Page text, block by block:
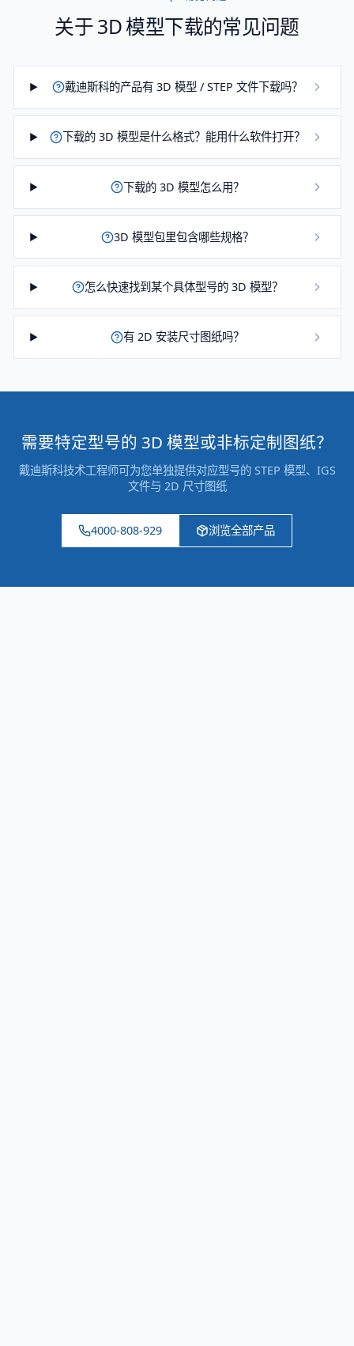
关于 3D 模型下载的常见问题
戴迪斯科的产品有 3D 模型 / STEP 文件下载吗？
下载的 3D 模型是什么格式？能用什么软件打开？
下载的 3D 模型怎么用？
3D 模型包里包含哪些规格？
怎么快速找到某个具体型号的 3D 模型？
有 2D 安装尺寸图纸吗？
需要特定型号的 3D 模型或非标定制图纸？
戴迪斯科技术工程师可为您单独提供对应型号的 STEP 模型、IGS
文件与 2D 尺寸图纸
4000-808-929 浏览全部产品